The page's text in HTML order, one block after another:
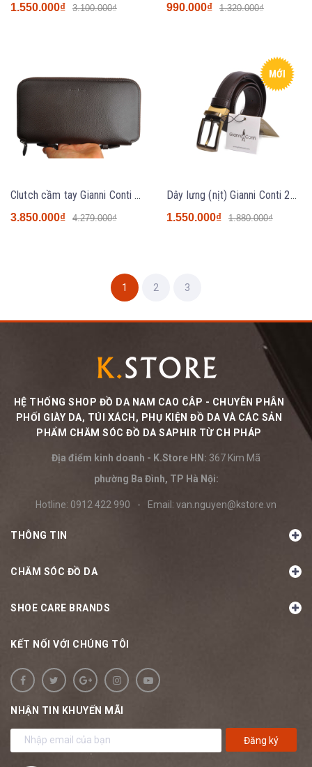
1.550.000₫ 3.100.000₫ 990.000₫ 1.320.000₫
Clutch cầm tay Gianni Conti VP0400-215 Coffee
3.850.000₫ 4.279.000₫
MỚI
Dây lưng (nịt) Gianni Conti 2155212 Coffee
1.550.000₫ 1.880.000₫
1 2 3
HỆ THỐNG SHOP ĐỒ DA NAM CAO CÂP - CHUYÊN PHÂN
PHỐI GIÀY DA, TÚI XÁCH, PHỤ KIỆN ĐỒ DA VÀ CÁC SẢN
PHẨM CHĂM SÓC ĐỒ DA SAPHIR TỪ CH PHÁP
Địa điểm kinh doanh - K.Store HN: 367 Kim Mã
phường Ba Đình, TP Hà Nội:
Hotline: 0912 422 990 - Email: van.nguyen@kstore.vn
THÔNG TIN
CHĂM SÓC ĐỒ DA
SHOE CARE BRANDS
KẾT NỐI VỚI CHÚNG TÔI
NHẬN TIN KHUYẾN MÃI
Đăng ký